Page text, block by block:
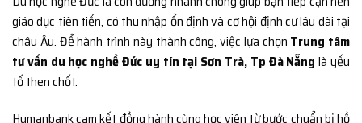
giáo dục tiên tiến, có thu nhập ổn định và cơ hội định cư lâu dài tại
châu Âu. Để hành trình này thành công, việc lựa chọn Trung tâm
tư vấn du học nghề Đức uy tín tại Sơn Trà, Tp Đà Nẵng là yếu
tố then chốt.
Humanbank cam kết đồng hành cùng học viên từ bước chuẩn bị hồ